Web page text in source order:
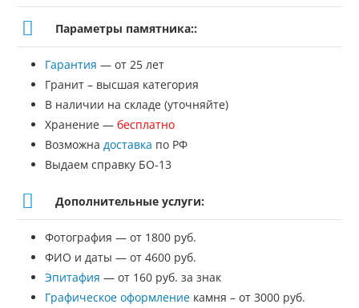
№
Параметры памятника::
Гарантия — от 25 лет
Гранит – высшая категория
В наличии на складе (уточняйте)
Хранение — бесплатно
Возможна доставка по РФ
Выдаем справку БО-13
Дополнительные услуги:
Фотография — от 1800 руб.
ФИО и даты — от 4600 руб.
Эпитафия — от 160 руб. за знак
Графическое оформление камня – от 3000 руб.